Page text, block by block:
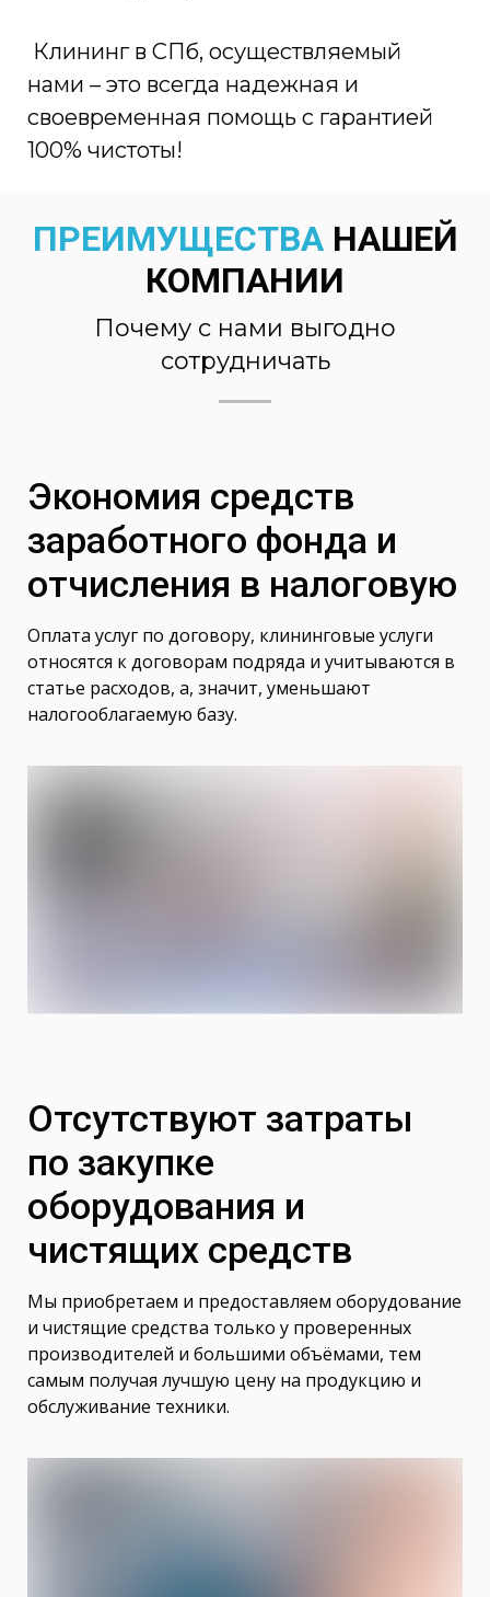
Клининг в СПб, осуществляемый
нами – это всегда надежная и
своевременная помощь с гарантией
100% чистоты!
ПРЕИМУЩЕСТВА НАШЕЙ
КОМПАНИИ
Почему с нами выгодно
сотрудничать
Экономия средств
заработного фонда и
отчисления в налоговую
Оплата услуг по договору, клининговые услуги
относятся к договорам подряда и учитываются в
статье расходов, а, значит, уменьшают
налогооблагаемую базу.
Отсутствуют затраты
по закупке
оборудования и
чистящих средств
Мы приобретаем и предоставляем оборудование
и чистящие средства только у проверенных
производителей и большими объёмами, тем
самым получая лучшую цену на продукцию и
обслуживание техники.